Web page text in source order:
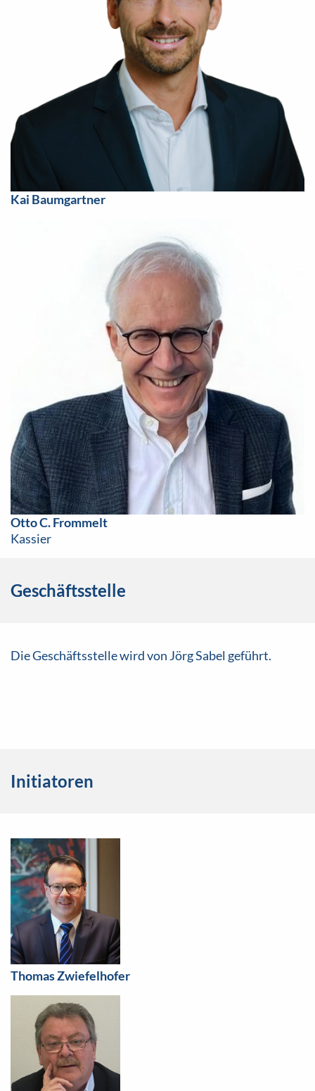
Kai Baumgartner
Otto C. Frommelt
Kassier
Geschäftsstelle
Die Geschäftsstelle wird vonJörg Sabel geführt.
Initiatoren
Thomas Zwiefelhofer